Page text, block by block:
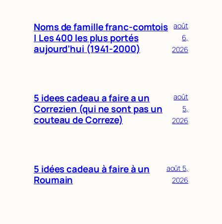
Noms de famille franc-comtois
| Les 400 les plus portés
aujourd’hui (1941-2000)
août
6,
2026
5 idees cadeau a faire a un
Correzien (qui ne sont pas un
couteau de Correze)
août
5,
2026
5 idées cadeau à faire à un
Roumain
août 5,
2026